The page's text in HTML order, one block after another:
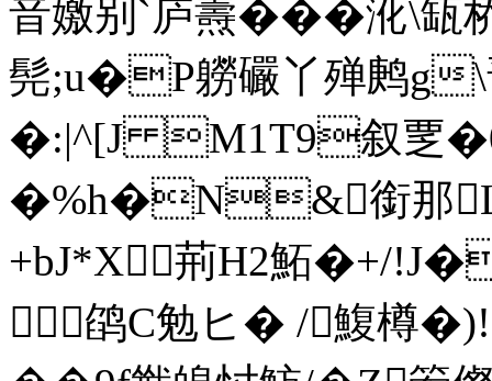
音嬓别`庐燾���沎\
髡;u�P軂礹丫殚鹒g
�:|^[J M1T9叙覂�0
�%h�N&銜那L
+bJ*X荊H2鮖�+/!J�
鹐C勉ヒ� /鰒樽